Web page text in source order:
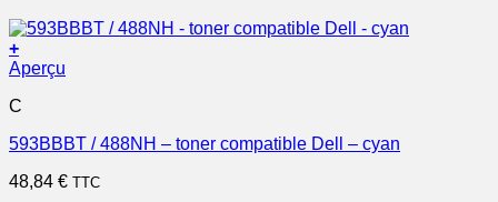
+
Aperçu
C
593BBBT / 488NH – toner compatible Dell – cyan
48,84 € TTC